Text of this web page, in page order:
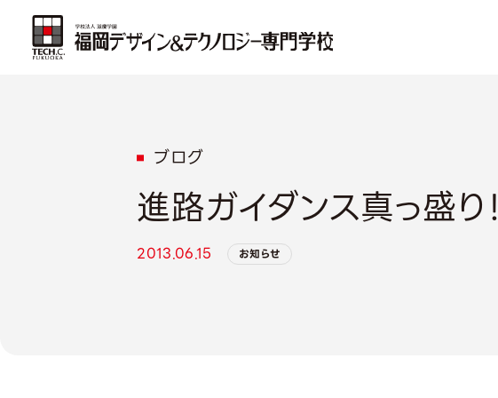
ブログ
進路ガイダンス真っ盛り！
2013.06.15 お知らせ